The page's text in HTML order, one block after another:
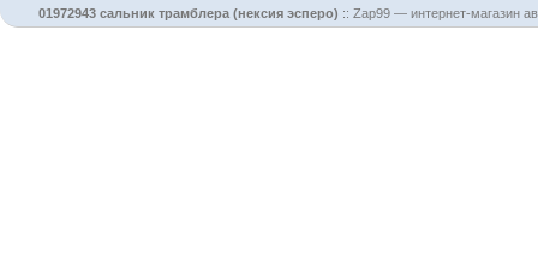
01972943 сальник трамблера (нексия эсперо) :: Zap99 — интернет-магазин